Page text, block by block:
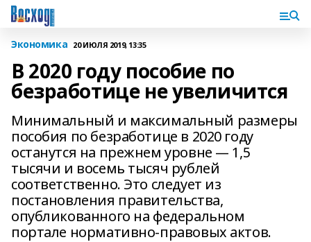
Экономика 20 ИЮЛЯ 2019, 13:35
В 2020 году пособие по
безработице не увеличится
Минимальный и максимальный размеры
пособия по безработице в 2020 году
останутся на прежнем уровне — 1,5
тысячи и восемь тысяч рублей
соответственно. Это следует из
постановления правительства,
опубликованного на федеральном
портале нормативно-правовых актов.